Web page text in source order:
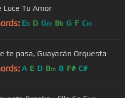
Luce Tu Amor
Eb D Gm Bb G F Cm
te pasa, Guayacán Orquesta
A E D Bm B F# C#